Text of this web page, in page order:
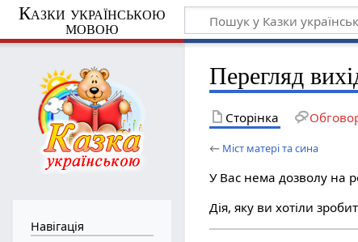
Казки українською
мовою
Перегляд
Сторінка
← Міст матері та сина
У Вас нема дозволу на
Дія, яку ви хотіли
Навігація